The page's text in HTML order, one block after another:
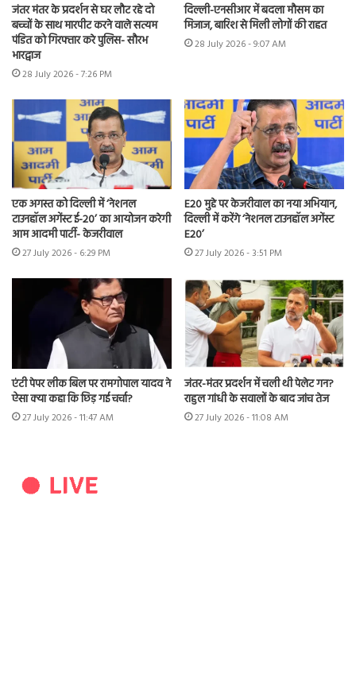
जंतर मंतर के प्रदर्शन से घर लौट रहे दो
बच्चों के साथ मारपीट करने वाले सत्यम
पंडित को गिरफ्तार करे पुलिस- सौरभ
भारद्वाज
28 July 2026 - 7:26 PM
दिल्ली-एनसीआर में बदला मौसम का
मिजाज, बारिश से मिली लोगों की राहत
28 July 2026 - 9:07 AM
एक अगस्त को दिल्ली में ‘नेशनल
टाउनहॉल अगेंस्ट ई-20’ का आयोजन करेगी
आम आदमी पार्टी- केजरीवाल
27 July 2026 - 6:29 PM
E20 मुद्दे पर केजरीवाल का नया अभियान,
दिल्ली में करेंगे ‘नेशनल टाउनहॉल अगेंस्ट
E20’
27 July 2026 - 3:51 PM
एंटी पेपर लीक बिल पर रामगोपाल यादव ने
ऐसा क्या कहा कि छिड़ गई चर्चा?
27 July 2026 - 11:47 AM
जंतर-मंतर प्रदर्शन में चली थी पेलेट गन?
राहुल गांधी के सवालों के बाद जांच तेज
27 July 2026 - 11:08 AM